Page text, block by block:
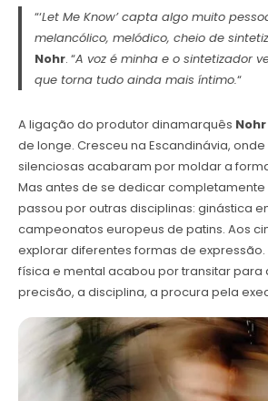
“‘Let Me Know’ capta algo muito
melancólico, melódico, cheio de
Nohr. “A voz é minha e o sintetizador
que torna tudo ainda mais íntimo.“
A ligação do produtor dinamarquês Nohr
de longe. Cresceu na Escandinávia, onde
silenciosas acabaram por moldar a
Mas antes de se dedicar
passou por outras disciplinas: ginástica
campeonatos europeus de patins. Aos
explorar diferentes formas de expressão.
física e mental acabou por transitar para
precisão, a disciplina, a procura pela